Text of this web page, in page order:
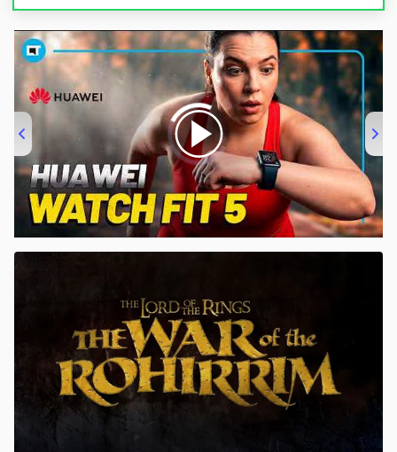
00:00/04:51